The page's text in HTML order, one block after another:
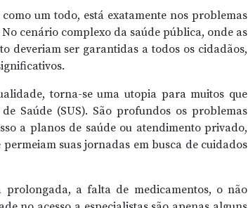
um todo, está exatamente nos problemas
cenário complexo da saúde pública, onde as
deveriam ser garantidas a todos os cidadãos,
torna-se uma utopia para muitos que
Saúde (SUS). São profundos os problemas
a planos de saúde ou atendimento privado,
suas jornadas em busca de cuidados
prolongada, a falta de medicamentos, o não